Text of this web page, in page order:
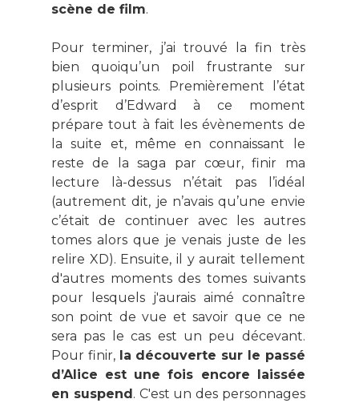
scène de film.
Pour terminer, j’ai trouvé la fin très
bien quoiqu’un poil frustrante sur
plusieurs points. Premièrement l’état
d’esprit d’Edward à ce moment
prépare tout à fait les évènements de
la suite et, même en connaissant le
reste de la saga par cœur, finir ma
lecture là-dessus n’était pas l’idéal
(autrement dit, je n’avais qu’une envie
c’était de continuer avec les autres
tomes alors que je venais juste de les
relire XD). Ensuite, il y aurait tellement
d'autres moments des tomes suivants
pour lesquels j'aurais aimé connaître
son point de vue et savoir que ce ne
sera pas le cas est un peu décevant.
Pour finir, la découverte sur le passé
d’Alice est une fois encore laissée
en suspend. C'est un des personnages